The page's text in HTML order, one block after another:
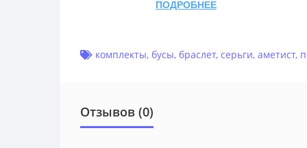
ПОДРОБНЕЕ
комплекты, бусы, браслет, серьги, аметист,
Отзывов (0)